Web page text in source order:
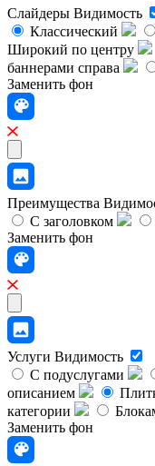
Слайдеры Видимость
Классический
Широкий по центру
баннерами справа
Заменить фон
Преимущества
С заголовком
Заменить фон
Услуги Видимость
С подуслугами
описанием
категории
Заменить фон